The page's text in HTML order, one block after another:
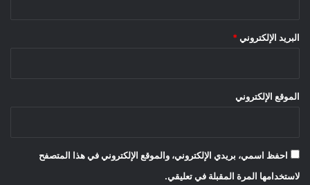
البريد الإلكتروني *
الموقع الإلكتروني
احفظ اسمي، بريدي الإلكتروني، والموقع الإلكتروني في هذا المتصفح
لاستخدامها المرة المقبلة في تعليقي.